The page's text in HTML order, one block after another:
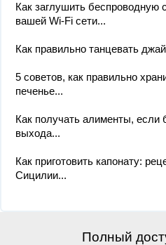
Как заглушить беспроводную
вашей Wi-Fi сети...
Как правильно танцевать
5 советов, как правильно
печенье...
Как получать алименты, если
выхода...
Как приготовить капонату:
Сицилии...
Полный